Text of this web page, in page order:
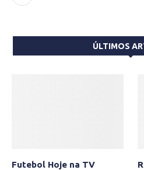
ÚLTIMOS
Futebol Hoje na TV